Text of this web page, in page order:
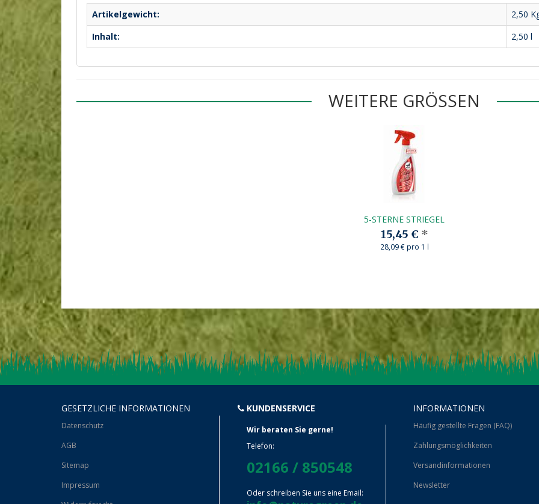
Artikelgewicht: 2,50
Inhalt:
2,50 l
WEITERE GRÖSSEN
5-STERNE STRIEGEL
15,45 € *
28,09 € pro 1 l
GESETZLICHE INFORMATIONEN
Datenschutz
AGB
Sitemap
Impressum
KUNDENSERVICE
Wir beraten Sie gerne!
Telefon:
02166 / 850548
Oder schreiben Sie uns eine Email:
INFORMATIONEN
Häufig gestellte Fragen (FAQ)
Zahlungsmöglichkeiten
Versandinformationen
Newsletter